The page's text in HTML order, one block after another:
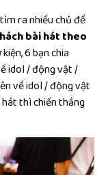
ra nhiều chủ đề
bài hát theo
6 bạn chia
idol / động vật /
về idol / động vật
thì chiến thắng